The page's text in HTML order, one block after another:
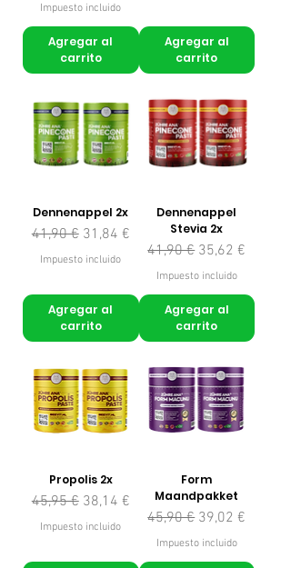
Impuesto incluido
Agregar al
carrito
Agregar al
carrito
Dennenappel 2x
Precio
41,90 € Precio de oferta
31,84 €
Impuesto incluido
Agregar al
carrito
Dennenappel
Stevia 2x
Precio
41,90 € Precio de oferta
35,62 €
Impuesto incluido
Agregar al
carrito
Propolis 2x
Precio
45,95 € Precio de oferta
38,14 €
Impuesto incluido
Form
Maandpakket
Precio
45,90 € Precio de oferta
39,02 €
Impuesto incluido